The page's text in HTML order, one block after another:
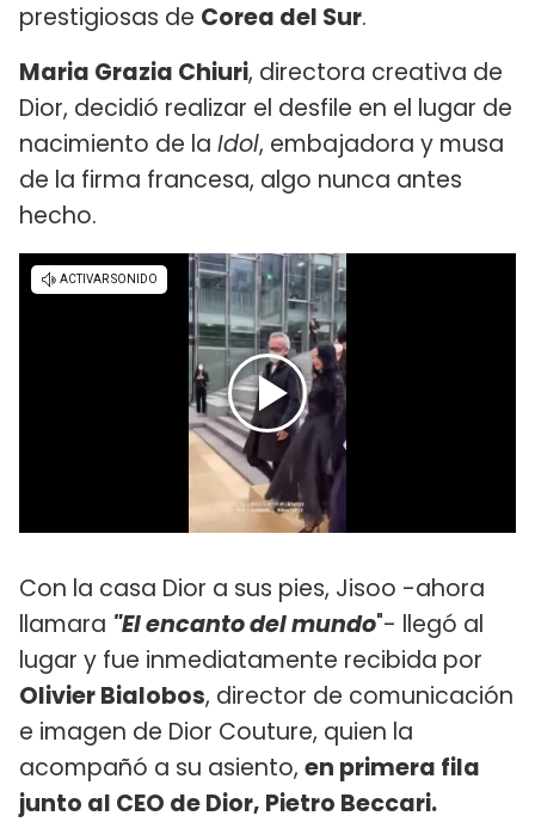
prestigiosas de Corea del Sur.
Maria Grazia Chiuri, directora creativa de
Dior, decidió realizar el desfile en el lugar de
nacimiento de la Idol, embajadora y musa
de la firma francesa, algo nunca antes
hecho.
Con la casa Dior a sus pies, Jisoo -ahora
llamara "El encanto del mundo"- llegó al
lugar y fue inmediatamente recibida por
Olivier Bialobos, director de comunicación
e imagen de Dior Couture, quien la
acompañó a su asiento, en primera fila
junto al CEO de Dior, Pietro Beccari.